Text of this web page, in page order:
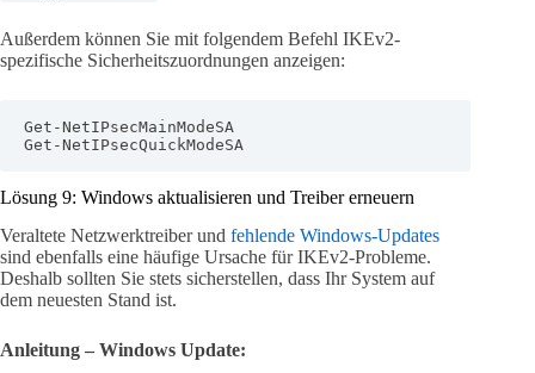
Außerdem können Sie mit folgendem Befehl IKEv2-
spezifische Sicherheitszuordnungen anzeigen:
Get-NetIPsecMainModeSA
Get-NetIPsecQuickModeSA
Lösung 9: Windows aktualisieren und Treiber erneuern
Veraltete Netzwerktreiber und fehlende Windows-Updates
sind ebenfalls eine häufige Ursache für IKEv2-Probleme.
Deshalb sollten Sie stets sicherstellen, dass Ihr System auf
dem neuesten Stand ist.
Anleitung – Windows Update: